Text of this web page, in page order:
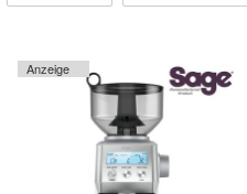
Anzeige